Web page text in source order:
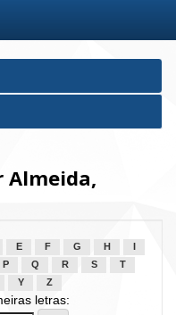
Almeida,
E F G H
P Q R S
T
Y Z
letras: